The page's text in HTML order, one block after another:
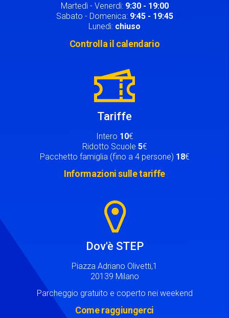
Martedì - Venerdì: 9:30 - 19:00
Sabato - Domenica: 9:45 - 19:45
Lunedì: chiuso
Controlla il calendario
Tariffe
Intero 10€
Ridotto Scuole 5€
Pacchetto famiglia (fino a 4 persone) 18€
Informazioni sulle tariffe
Dov'è STEP
Piazza Adriano Olivetti,1
20139 Milano
Parcheggio gratuito e coperto nei weekend
Come raggiungerci